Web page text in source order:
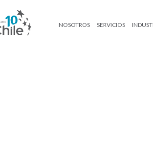
NOSOTROS SERVICIOS